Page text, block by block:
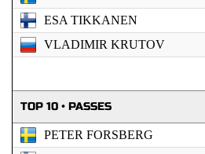
ESA TIKKANEN
VLADIMIR KRUTOV
TOP 10 • PASSES
PETER FORSBERG